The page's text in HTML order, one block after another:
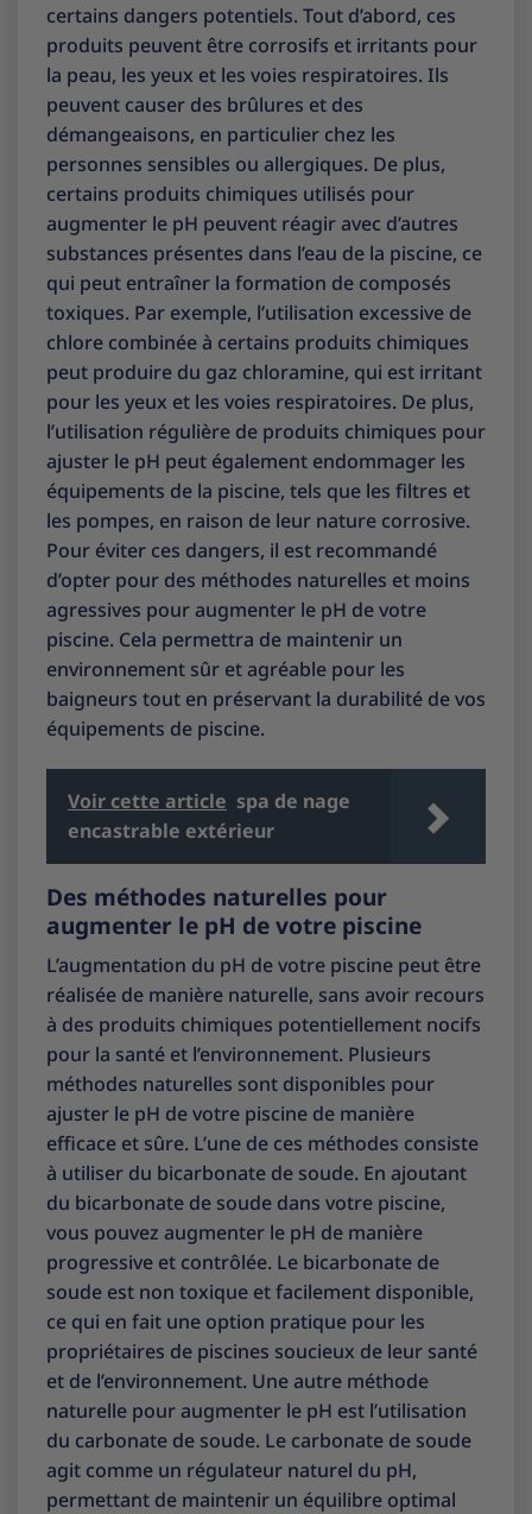
certains dangers potentiels. Tout d’abord, ces
produits peuvent être corrosifs et irritants pour
la peau, les yeux et les voies respiratoires. Ils
peuvent causer des brûlures et des
démangeaisons, en particulier chez les
personnes sensibles ou allergiques. De plus,
certains produits chimiques utilisés pour
augmenter le pH peuvent réagir avec d’autres
substances présentes dans l’eau de la piscine, ce
qui peut entraîner la formation de composés
toxiques. Par exemple, l’utilisation excessive de
chlore combinée à certains produits chimiques
peut produire du gaz chloramine, qui est irritant
pour les yeux et les voies respiratoires. De plus,
l’utilisation régulière de produits chimiques pour
ajuster le pH peut également endommager les
équipements de la piscine, tels que les filtres et
les pompes, en raison de leur nature corrosive.
Pour éviter ces dangers, il est recommandé
d’opter pour des méthodes naturelles et moins
agressives pour augmenter le pH de votre
piscine. Cela permettra de maintenir un
environnement sûr et agréable pour les
baigneurs tout en préservant la durabilité de vos
équipements de piscine.
Voir cette article spa de nage
encastrable extérieur
Des méthodes naturelles pour
augmenter le pH de votre piscine
L’augmentation du pH de votre piscine peut être
réalisée de manière naturelle, sans avoir recours
à des produits chimiques potentiellement nocifs
pour la santé et l’environnement. Plusieurs
méthodes naturelles sont disponibles pour
ajuster le pH de votre piscine de manière
efficace et sûre. L’une de ces méthodes consiste
à utiliser du bicarbonate de soude. En ajoutant
du bicarbonate de soude dans votre piscine,
vous pouvez augmenter le pH de manière
progressive et contrôlée. Le bicarbonate de
soude est non toxique et facilement disponible,
ce qui en fait une option pratique pour les
propriétaires de piscines soucieux de leur santé
et de l’environnement. Une autre méthode
naturelle pour augmenter le pH est l’utilisation
du carbonate de soude. Le carbonate de soude
agit comme un régulateur naturel du pH,
permettant de maintenir un équilibre optimal